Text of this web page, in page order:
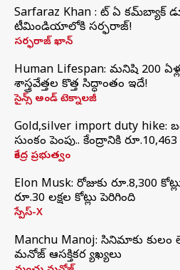
Sarfaraz Khan : వాట్‌ ఏ కమ్‌బ్యాక్‌
టీమిండియాలోకి సర్ఫరాజ్‌!
సర్ఫరాజ్ ఖాన్
Human Lifespan: మనిషి 200
శాస్త్రవేత్తల కొత్త సిద్ధాంతం ఇదే!
సైన్స్ అండ్ టెక్నాలజీ
Gold,silver import duty
సుంకం పెంపు.. కేంద్రానికి
కేంద్ర ప్రభుత్వం
Elon Musk: రోజుకు రూ.8,300
రూ.30 లక్షల కోట్లు పెరిగింది
స్పేస్-X
Manchu Manoj: సినిమాకు
మనోజ్‌ ఆసక్తికర వ్యాఖ్యలు